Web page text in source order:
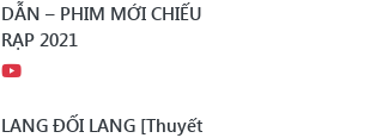
DẪN – PHIM MỚI CHIẾU
RẠP 2021
LANG ĐỐI LANG [Thuyết